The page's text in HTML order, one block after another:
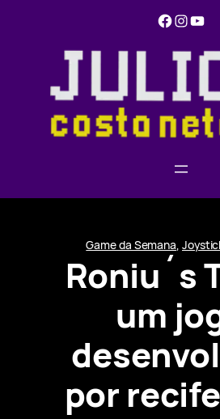
Facebook Instagram YouTube
Game da Semana,
Roniu´s
um
por